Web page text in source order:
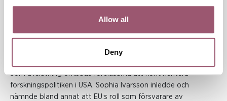
Allow all
Deny
kommande ramprogram, inte minst mot bakgrund av
situationen i USA kring dessa frågor.
Effekter av forskningspolitiken i
Som avslutning ombads föreläsarna att kommentera
forskningspolitiken i USA. Sophia Ivarsson inledde och
nämnde bland annat att EU:s roll som försvarare av